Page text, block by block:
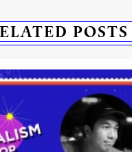
POSTS